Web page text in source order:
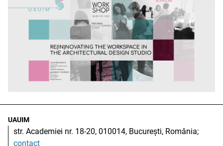
UAUIM
str. Academiei nr. 18-20, 010014, București, România;
contact